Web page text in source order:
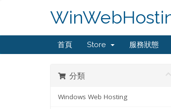
首頁 Store 服務狀態
分類
Windows Web Hosting